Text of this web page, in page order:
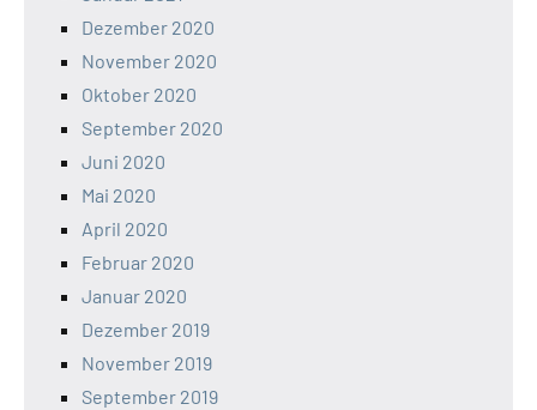
Dezember 2020
November 2020
Oktober 2020
September 2020
Juni 2020
Mai 2020
April 2020
Februar 2020
Januar 2020
Dezember 2019
November 2019
September 2019